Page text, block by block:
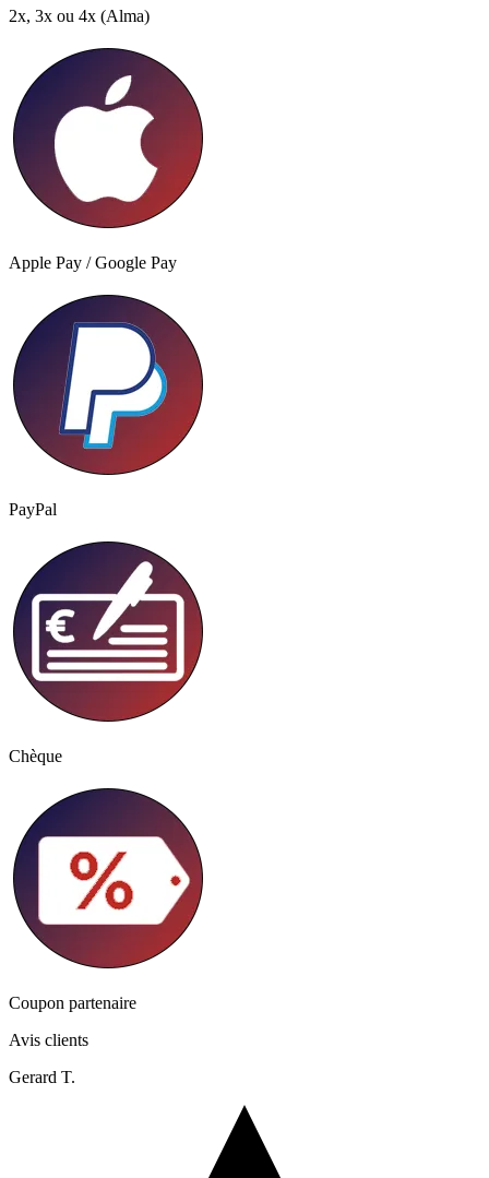
2x, 3x ou 4x (Alma)
Apple Pay / Google Pay
PayPal
Chèque
Coupon partenaire
Avis clients
Gerard T.